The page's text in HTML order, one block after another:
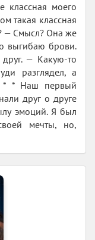
моего
такая классная
— Смысл? Она же
выгибаю брови.
— Какую-то
разглядел, а
* * Наш первый
друг о друге
эмоций. Я был
мечты, но,